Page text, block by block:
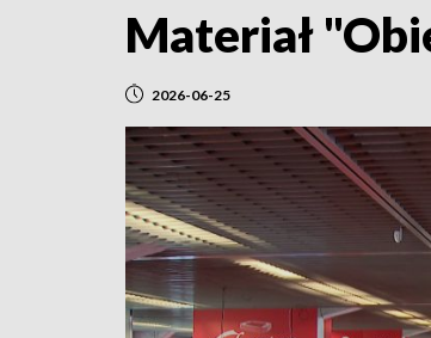
Materiał
2026-06-25